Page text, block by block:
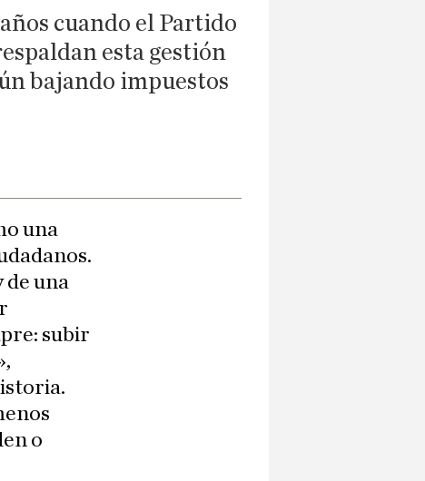
cuando el Partido
esta gestión
bajando impuestos
una
de una
subir
o